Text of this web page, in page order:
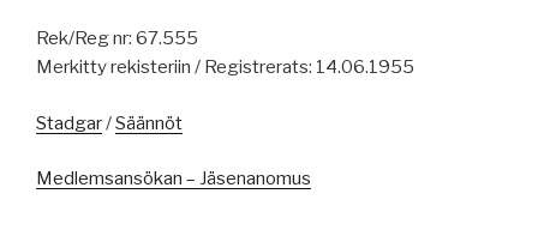
Rek/Reg nr: 67.555
Merkitty rekisteriin / Registrerats: 14.06.1955
Stadgar/Säännöt
Medlemsansökan – Jäsenanomus